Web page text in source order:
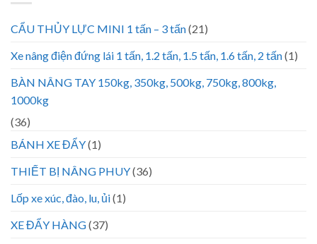
CẨU THỦY LỰC MINI 1 tấn – 3 tấn(21)
Xe nâng điện đứng lái 1 tấn, 1.2 tấn, 1.5 tấn, 1.6 tấn, 2 tấn(1)
BÀN NÂNG TAY 150kg, 350kg, 500kg, 750kg, 800kg,
1000kg
(36)
BÁNH XE ĐẨY(1)
THIẾT BỊ NÂNG PHUY(36)
Lốp xe xúc, đào, lu, ủi(1)
XE ĐẨY HÀNG(37)